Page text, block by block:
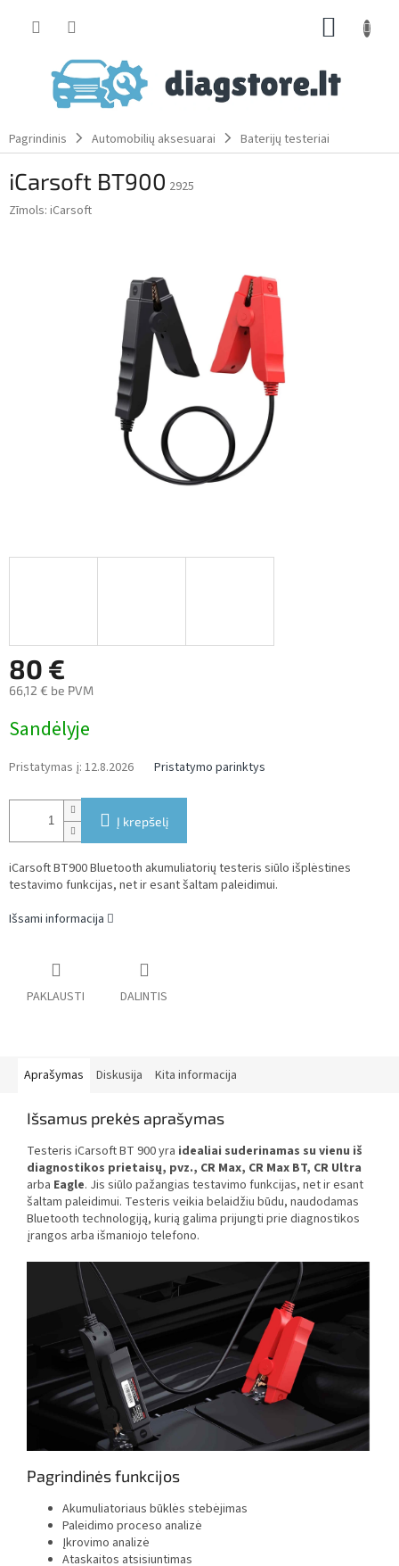
Pagrindinis Automobilių aksesuarai Baterijų testeriai
iCarsoft BT900 2925
Zīmols: iCarsoft
80 €
66,12 € be PVM
price:
Sandėlyje
Pristatymas į: 12.8.2026 Pristatymo parinktys
Į krepšelį
iCarsoft BT900 Bluetooth akumuliatorių testeris siūlo išplėstines
testavimo funkcijas, net ir esant šaltam paleidimui.
Išsami informacija
PAKLAUSTI DALINTIS
Aprašymas Diskusija Kita informacija
Išsamus prekės aprašymas
Testeris iCarsoft BT 900 yra idealiai suderinamas su vienu iš
diagnostikos prietaisų, pvz., CR Max, CR Max BT, CR Ultra
arba Eagle. Jis siūlo pažangias testavimo funkcijas, net ir esant
šaltam paleidimui. Testeris veikia belaidžiu būdu, naudodamas
Bluetooth technologiją, kurią galima prijungti prie diagnostikos
įrangos arba išmaniojo telefono.
Pagrindinės funkcijos
Akumuliatoriaus būklės stebėjimas
Paleidimo proceso analizė
Įkrovimo analizė
Ataskaitos atsisiuntimas